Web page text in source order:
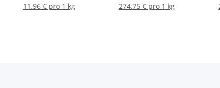
11.96 € pro 1 kg
274.75 € pro 1 kg